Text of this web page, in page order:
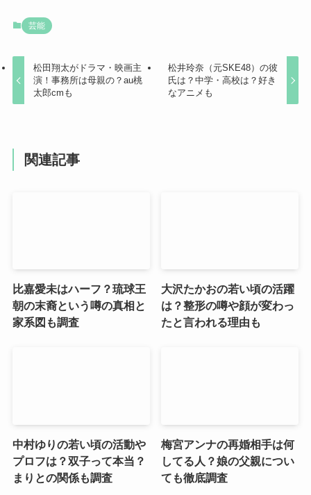
芸能
松田翔太がドラマ・映画主
演！事務所は母親の？au桃
太郎cmも
松井玲奈（元SKE48）の彼
氏は？中学・高校は？好き
なアニメも
関連記事
比嘉愛未はハーフ？琉球王
朝の末裔という噂の真相と
家系図も調査
大沢たかおの若い頃の活躍
は？整形の噂や顔が変わっ
たと言われる理由も
中村ゆりの若い頃の活動や
プロフは？双子って本当？
まりとの関係も調査
梅宮アンナの再婚相手は何
してる人？娘の父親につい
ても徹底調査